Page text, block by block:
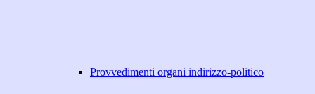
Provvedimenti organi indirizzo-politico